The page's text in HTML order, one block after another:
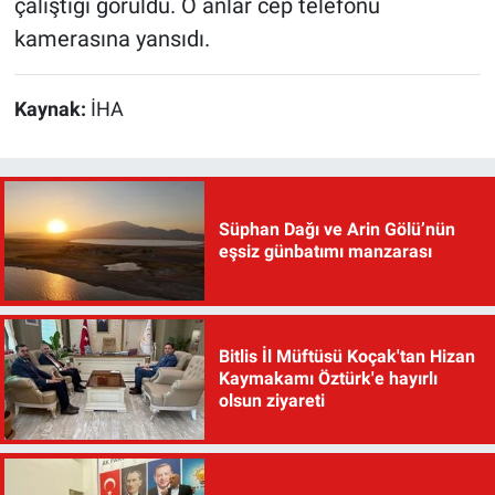
çalıştığı görüldü. O anlar cep telefonu
kamerasına yansıdı.
Kaynak: İHA
Süphan Dağı ve Arin Gölü’nün
eşsiz günbatımı manzarası
Bitlis İl Müftüsü Koçak'tan Hizan
Kaymakamı Öztürk'e hayırlı
olsun ziyareti